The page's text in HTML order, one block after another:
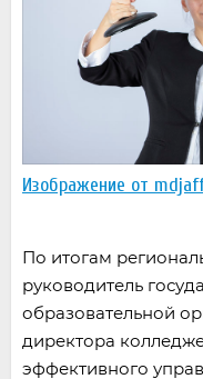
Изображение от
По итогам
руководитель
образовательной
директора
эффективного